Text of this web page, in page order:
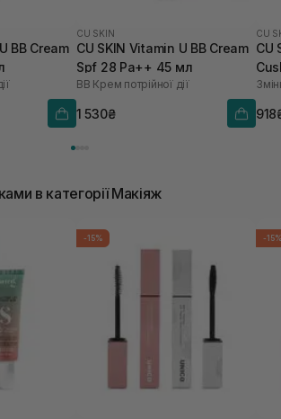
BB Cream
CU SKIN
CU SKIN Vitamin U BB Cream
Spf 28 Pa++ 45 мл
BB Крем потрійної дії
1 530₴
CU
CU
21
в категорії Макіяж
-15% -